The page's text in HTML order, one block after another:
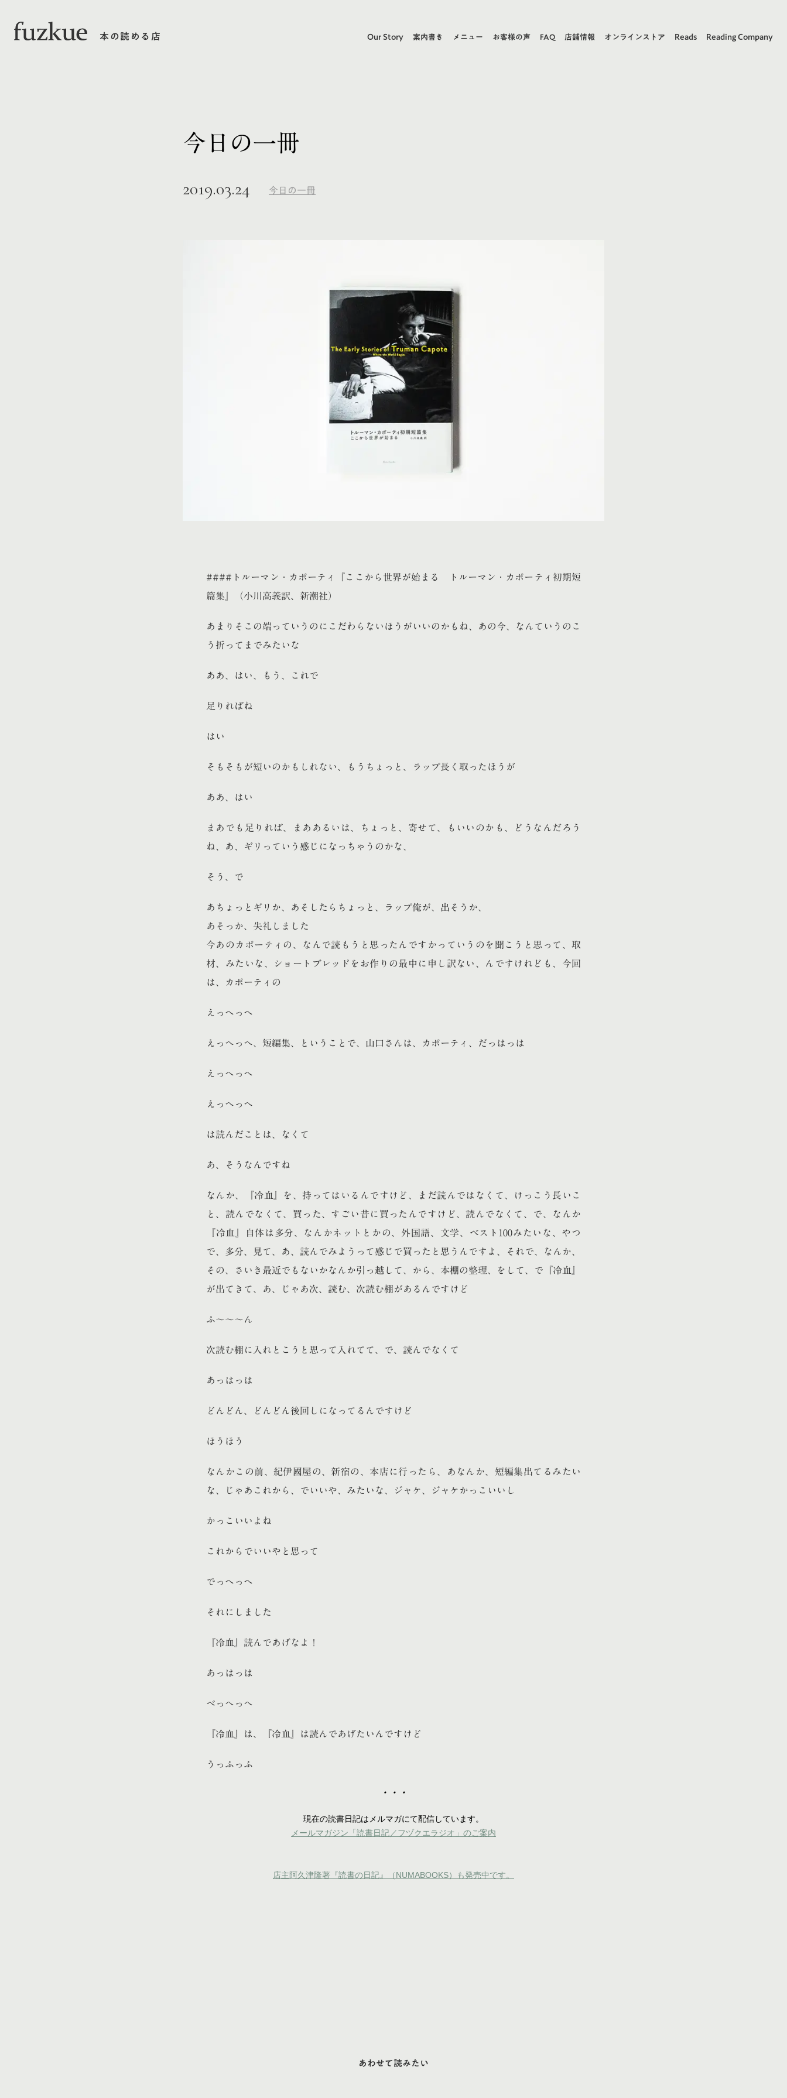
本の読める店 Our Story 案内書き メニュー お客様の声 FAQ 店舗情報 オンラインストア Reads Reading Company
今日の一冊
2019.03.24 今日の一冊
####トルーマン・カポーティ『ここから世界が始まる トルーマン・カポーティ初期短
篇集』（小川高義訳、新潮社）
あまりそこの端っていうのにこだわらないほうがいいのかもね、あの今、なんていうのこ
う折ってまでみたいな
ああ、はい、もう、これで
足りればね
はい
そもそもが短いのかもしれない、もうちょっと、ラップ長く取ったほうが
ああ、はい
まあでも足りれば、まああるいは、ちょっと、寄せて、もいいのかも、どうなんだろう
ね、あ、ギリっていう感じになっちゃうのかな、
そう、で
あちょっとギリか、あそしたらちょっと、ラップ俺が、出そうか、
あそっか、失礼しました
今あのカポーティの、なんで読もうと思ったんですかっていうのを聞こうと思って、取
材、みたいな、ショートブレッドをお作りの最中に申し訳ない、んですけれども、今回
は、カポーティの
えっへっへ
えっへっへ、短編集、ということで、山口さんは、カポーティ、だっはっは
えっへっへ
えっへっへ
は読んだことは、なくて
あ、そうなんですね
なんか、『冷血』を、持ってはいるんですけど、まだ読んではなくて、けっこう長いこ
と、読んでなくて、買った、すごい昔に買ったんですけど、読んでなくて、で、なんか
『冷血』自体は多分、なんかネットとかの、外国語、文学、ベスト100みたいな、やつ
で、多分、見て、あ、読んでみようって感じで買ったと思うんですよ、それで、なんか、
その、さいき最近でもないかなんか引っ越して、から、本棚の整理、をして、で『冷血』
が出てきて、あ、じゃあ次、読む、次読む棚があるんですけど
ふ〜〜〜ん
次読む棚に入れとこうと思って入れてて、で、読んでなくて
あっはっは
どんどん、どんどん後回しになってるんですけど
ほうほう
なんかこの前、紀伊國屋の、新宿の、本店に行ったら、あなんか、短編集出てるみたい
な、じゃあこれから、でいいや、みたいな、ジャケ、ジャケかっこいいし
かっこいいよね
これからでいいやと思って
でっへっへ
それにしました
『冷血』読んであげなよ！
あっはっは
べっへっへ
『冷血』は、『冷血』は読んであげたいんですけど
うっふっふ
・・・
現在の読書日記はメルマガにて配信しています。
メールマガジン「読書日記／フヅクエラジオ」のご案内
店主阿久津隆著『読書の日記』（NUMABOOKS）も発売中です。
あわせて読みたい